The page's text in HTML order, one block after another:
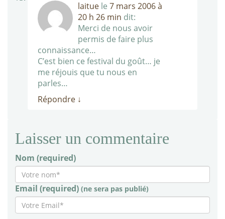
laitue le 7 mars 2006 à
20 h 26 min dit:
Merci de nous avoir
permis de faire plus
connaissance…
C’est bien ce festival du goût… je
me réjouis que tu nous en
parles…
Répondre ↓
Laisser un commentaire
Nom (required)
Email (required) (ne sera pas publié)